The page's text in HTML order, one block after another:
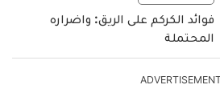
فوائد الكركم على الريق: واضراره
المحتملة
ADVERTISEMENT